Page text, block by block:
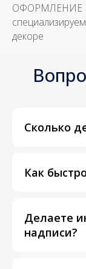
ОФОРМЛЕНИЕ
декоре
Сколько
Как
Делаете
надписи?